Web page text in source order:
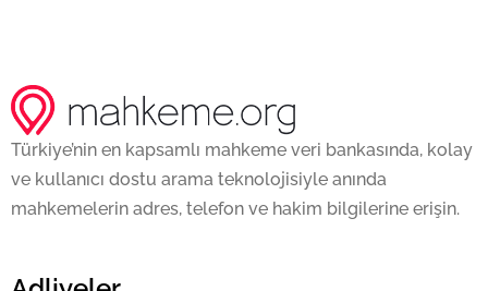
Türkiye’nin en kapsamlı mahkeme veri bankasında, kolay
ve kullanıcı dostu arama teknolojisiyle anında
mahkemelerin adres, telefon ve hakim bilgilerine erişin.